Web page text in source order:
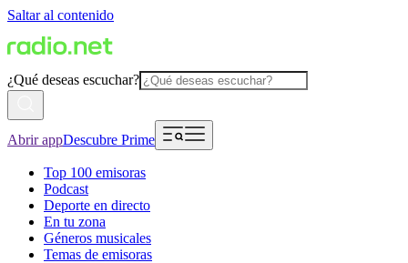
Saltar al contenido
¿Qué deseas escuchar?
Abrir appDescubre Prime
Top 100 emisoras
Podcast
Deporte en directo
En tu zona
Géneros musicales
Temas de emisoras